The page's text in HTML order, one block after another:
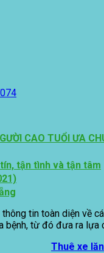
CAO TUỔI ƯA
tận tình và tận tâm
tin toàn diện về
bệnh, từ đó đưa ra lựa
Thuê xe